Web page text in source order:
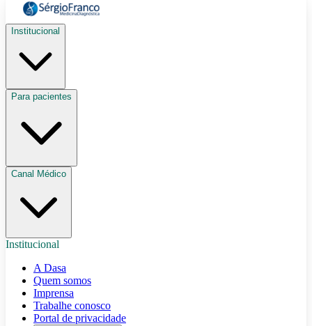
Institucional
Para pacientes
Canal Médico
Institucional
A Dasa
Quem somos
Imprensa
Trabalhe conosco
Portal de privacidade